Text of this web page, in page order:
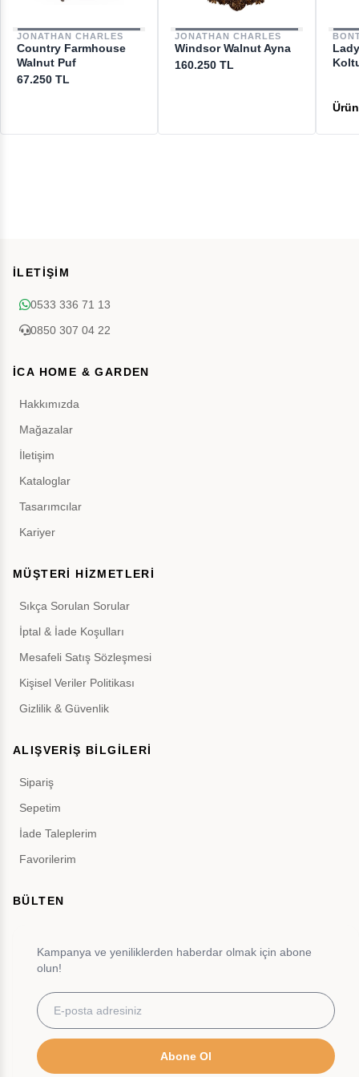
JONATHAN CHARLES
Country Farmhouse
Walnut Puf
67.250 TL
JONATHAN CHARLES
Windsor Walnut Ayna
160.250 TL
İLETİŞİM
0533 336 71 13
0850 307 04 22
İCA HOME & GARDEN
Hakkımızda
Mağazalar
İletişim
Kataloglar
Tasarımcılar
Kariyer
MÜŞTERİ HİZMETLERİ
Sıkça Sorulan Sorular
İptal & İade Koşulları
Mesafeli Satış Sözleşmesi
Kişisel Veriler Politikası
Gizlilik & Güvenlik
ALIŞVERİŞ BİLGİLERİ
Sipariş
Sepetim
İade Taleplerim
Favorilerim
BÜLTEN
Kampanya ve yeniliklerden haberdar olmak için abone
olun!
Abone Ol